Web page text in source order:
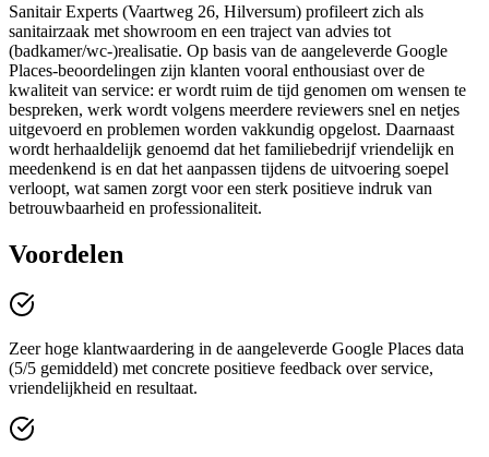
Sanitair Experts (Vaartweg 26, Hilversum) profileert zich als
sanitairzaak met showroom en een traject van advies tot
(badkamer/wc-)realisatie. Op basis van de aangeleverde Google
Places-beoordelingen zijn klanten vooral enthousiast over de
kwaliteit van service: er wordt ruim de tijd genomen om wensen te
bespreken, werk wordt volgens meerdere reviewers snel en netjes
uitgevoerd en problemen worden vakkundig opgelost. Daarnaast
wordt herhaaldelijk genoemd dat het familiebedrijf vriendelijk en
meedenkend is en dat het aanpassen tijdens de uitvoering soepel
verloopt, wat samen zorgt voor een sterk positieve indruk van
betrouwbaarheid en professionaliteit.
Voordelen
Zeer hoge klantwaardering in de aangeleverde Google Places data
(5/5 gemiddeld) met concrete positieve feedback over service,
vriendelijkheid en resultaat.